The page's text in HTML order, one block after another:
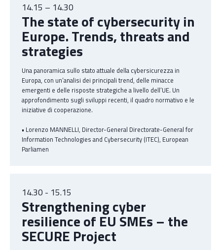
14.15 – 14.30
The state of cybersecurity in
Europe. Trends, threats and
strategies
Una panoramica sullo stato attuale della cybersicurezza in
Europa, con un’analisi dei principali trend, delle minacce
emergenti e delle risposte strategiche a livello dell’UE. Un
approfondimento sugli sviluppi recenti, il quadro normativo e le
iniziative di cooperazione.
• Lorenzo MANNELLI, Director-General Directorate-General for
Information Technologies and Cybersecurity (ITEC), European
Parliamen
14.30 - 15.15
Strengthening cyber
resilience of EU SMEs – the
SECURE Project